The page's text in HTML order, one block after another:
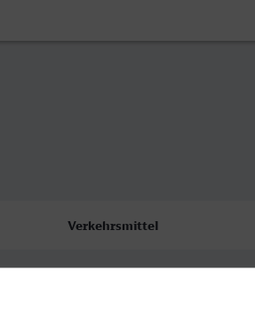
Verkehrsmittel